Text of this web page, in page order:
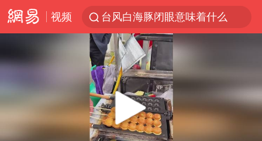
视频
台风白海豚闭眼意味着什么
峰哥实名举报汪海林偷税漏税
富婆带资进组给自己硬加60多场吻戏
金饰克价一夜涨回1300元